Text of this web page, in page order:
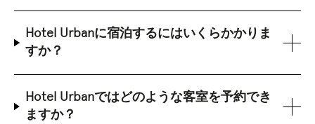
Hotel Urbanに宿泊するにはいくらかかりま
すか？
Hotel Urbanではどのような客室を予約でき
ますか？